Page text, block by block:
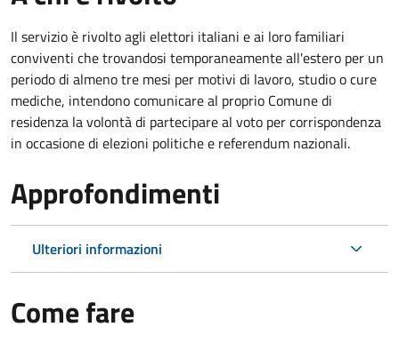
Il servizio è rivolto agli elettori italiani e ai loro familiari
conviventi che trovandosi temporaneamente all'estero per un
periodo di almeno tre mesi per motivi di lavoro, studio o cure
mediche, intendono comunicare al proprio Comune di
residenza la volontà di partecipare al voto per corrispondenza
in occasione di elezioni politiche e referendum nazionali.
Approfondimenti
Ulteriori informazioni
Come fare